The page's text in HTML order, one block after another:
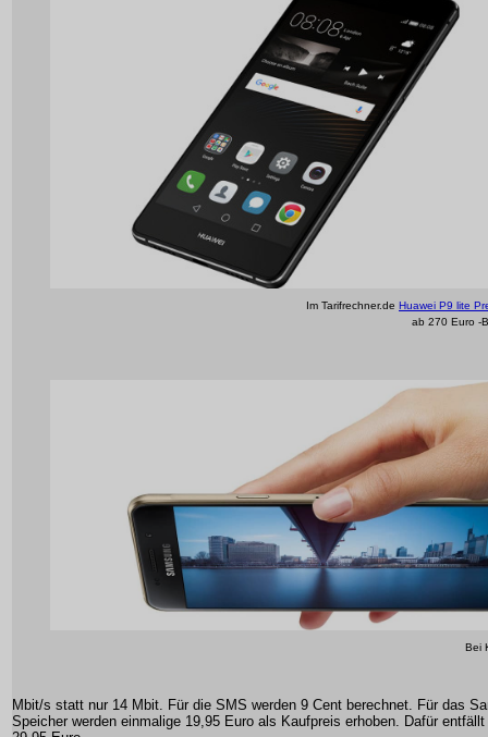
Im Tarifrechner.de Huawei P9 lite
ab 270 Euro -
Bei
Mbit/s statt nur 14 Mbit. Für die SMS werden 9 Cent berechnet. Für das
Speicher werden einmalige 19,95 Euro als Kaufpreis erhoben. Dafür